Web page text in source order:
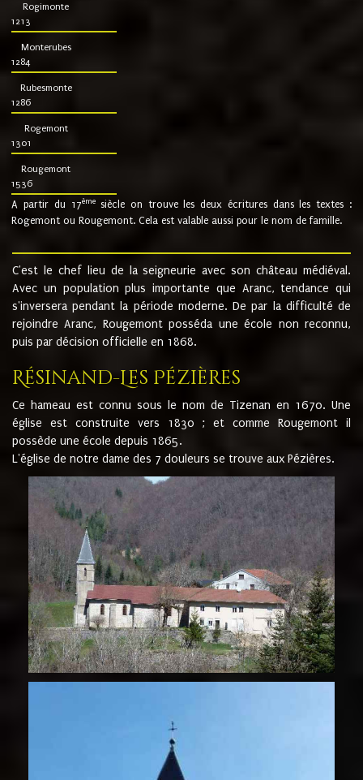
Rogimonte
1213
Monterubes
1284
Rubesmonte
1286
Rogemont
1301
Rougemont
1536
A partir du 17ème siècle on trouve les deux écritures dans les textes :
Rogemont ou Rougemont. Cela est valable aussi pour le nom de famille.
C'est le chef lieu de la seigneurie avec son château médiéval.
Avec un population plus importante que Aranc, tendance qui
s'inversera pendant la période moderne. De par la difficulté de
rejoindre Aranc, Rougemont posséda une école non reconnu,
puis par décision officielle en 1868.
Résinand-Les Pézières
Ce hameau est connu sous le nom de Tizenan en 1670. Une
église est construite vers 1830 ; et comme Rougemont il
possède une école depuis 1865.
L'église de notre dame des 7 douleurs se trouve aux Pézières.